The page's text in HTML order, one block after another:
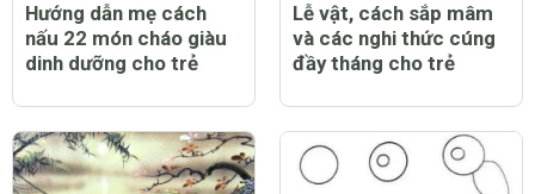
Hướng dẫn mẹ cách
nấu 22 món cháo giàu
dinh dưỡng cho trẻ
Lễ vật, cách sắp mâm
và các nghi thức cúng
đầy tháng cho trẻ